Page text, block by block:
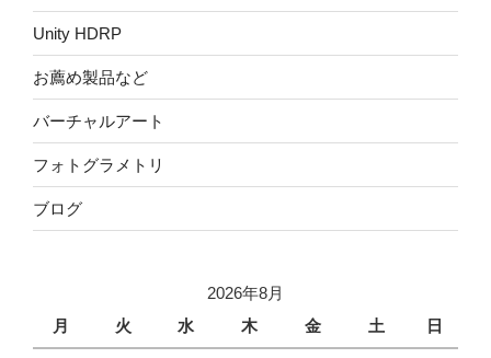
Unity HDRP
お薦め製品など
バーチャルアート
フォトグラメトリ
ブログ
2026年8月
月
火 水 木 金 土 日